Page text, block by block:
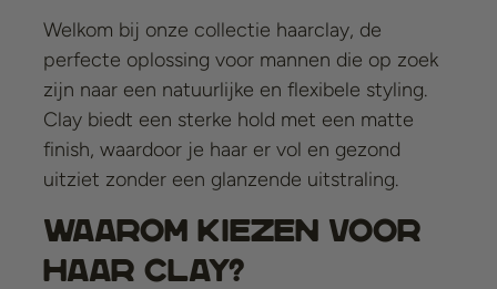
Welkom bij onze collectie haarclay, de
perfecte oplossing voor mannen die op zoek
zijn naar een natuurlijke en flexibele styling.
Clay biedt een sterke hold met een matte
finish, waardoor je haar er vol en gezond
uitziet zonder een glanzende uitstraling.
Waarom kiezen voor
haar clay?